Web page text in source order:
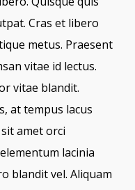
Cras et libero
metus. Praesent
vitae id lectus.
vitae blandit.
at tempus lacus
amet orci
lacinia
blandit vel. Aliquam